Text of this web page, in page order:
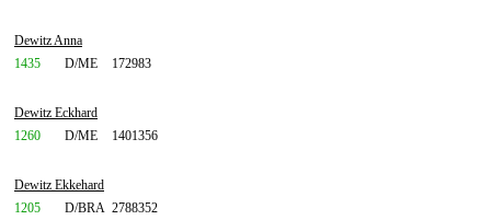
Dewitz Anna
1435
D/ME 172983
Dewitz Eckhard
1260
D/ME 1401356
Dewitz Ekkehard
1205
D/BRA 2788352